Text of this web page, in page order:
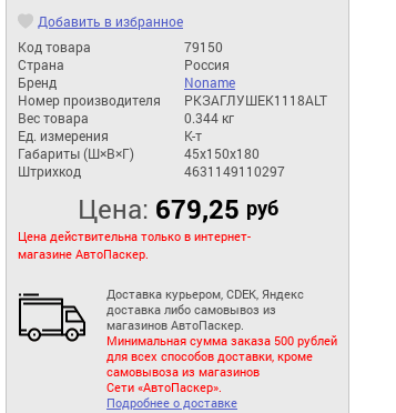
Добавить в избранное
Код товара
79150
Страна
Россия
Бренд
Noname
Номер производителя
РКЗАГЛУШЕК1118ALT
Вес товара
0.344 кг
Ед. измерения
К-т
Габариты (Ш×В×Г)
45x150x180
Штрихкод
4631149110297
Цена: 679,25 руб
Цена действительна только в интернет-
магазине АвтоПаскер.
Доставка курьером, CDEK, Яндекс
доставка либо самовывоз из
магазинов АвтоПаскер.
Минимальная сумма заказа 500 рублей
для всех способов доставки, кроме
самовывоза из магазинов
Сети «АвтоПаскер».
Подробнее о доставке